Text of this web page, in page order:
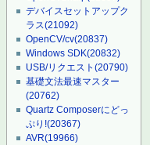
デバイスセットアップク
ラス(21092)
OpenCV/cv(20837)
Windows SDK(20832)
USB/リクエスト(20790)
基礎文法最速マスター
(20762)
Quartz Composerにどっ
ぷり!(20367)
AVR(19966)